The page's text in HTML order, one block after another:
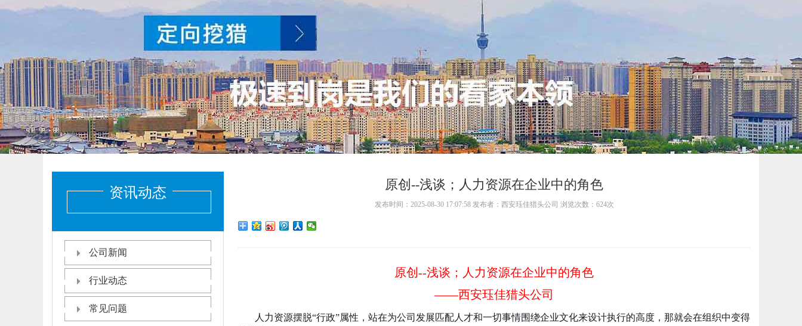
资讯动态
公司新闻
行业动态
常见问题
原创--浅谈；人力资源在企业中的角色
发布时间：2025-08-30 17:07:58 发布者：西安珏佳猎头公司 浏览次数：624次
原创--浅谈；人力资源在企业中的角色
——西安珏佳猎头公司
人力资源摆脱“行政”属性，站在为公司发展匹配人才和一切事情围绕企业文化来设计执行的高度，那就会在组织中变得